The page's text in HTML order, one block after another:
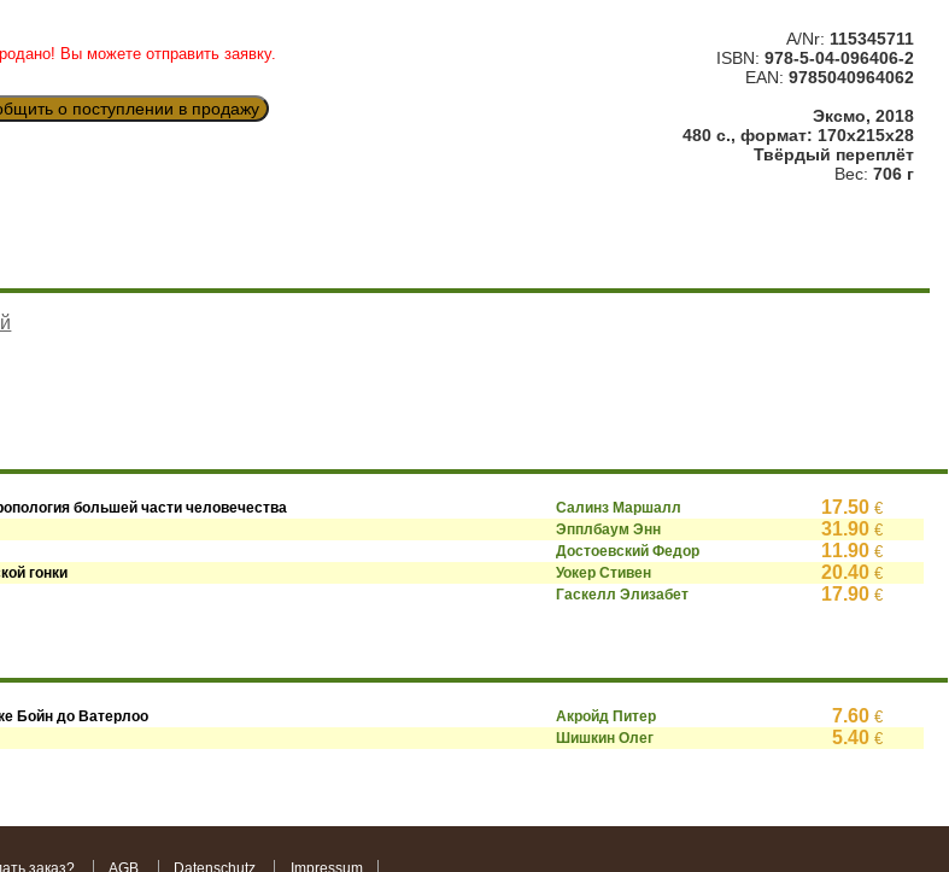
Вы можете отправить заявку.
о поступлении в продажу
A/Nr: 115345711
ISBN: 978-5-04-096406-2
EAN: 9785040964062
Эксмо, 2018
480 с., формат: 170x215x28
Твёрдый переплёт
Вес: 706 г
большей части человечества Салинз Маршалл 17.50 €
Эпплбаум Энн 31.90 €
Достоевский Федор 11.90 €
гонки Уокер Стивен 20.40 €
Гаскелл Элизабет 17.90 €
Бойн до Ватерлоо Акройд Питер 7.60 €
Шишкин Олег 5.40 €
заказ? AGB Datenschutz Impressum